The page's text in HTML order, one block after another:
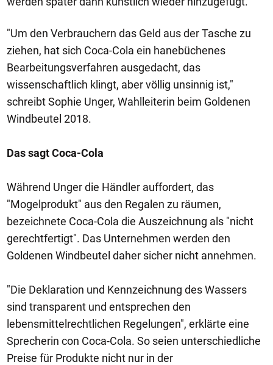
"Um den Verbrauchern das Geld aus der Tasche zu
ziehen, hat sich Coca-Cola ein hanebüchenes
Bearbeitungsverfahren ausgedacht, das
wissenschaftlich klingt, aber völlig unsinnig ist,"
schreibt Sophie Unger, Wahlleiterin beim Goldenen
Windbeutel 2018.
Das sagt Coca-Cola
Während Unger die Händler auffordert, das
"Mogelprodukt" aus den Regalen zu räumen,
bezeichnete Coca-Cola die Auszeichnung als "nicht
gerechtfertigt". Das Unternehmen werden den
Goldenen Windbeutel daher sicher nicht annehmen.
"Die Deklaration und Kennzeichnung des Wassers
sind transparent und entsprechen den
lebensmittelrechtlichen Regelungen", erklärte eine
Sprecherin con Coca-Cola. So seien unterschiedliche
Preise für Produkte nicht nur in der